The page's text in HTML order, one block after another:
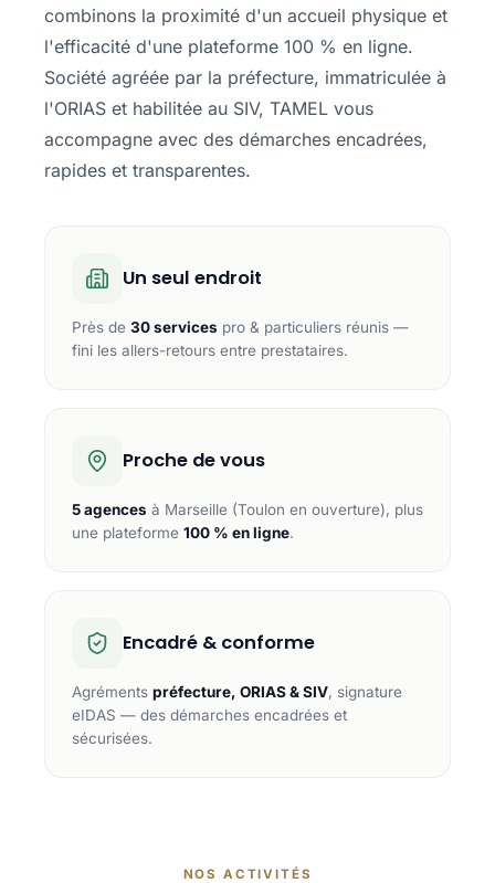
combinons la proximité d'un accueil physique et
l'efficacité d'une plateforme 100 % en ligne.
Société agréée par la préfecture, immatriculée à
l'ORIAS et habilitée au SIV, TAMEL vous
accompagne avec des démarches encadrées,
rapides et transparentes.
Un seul endroit
Près de 30 services pro & particuliers réunis —
fini les allers-retours entre prestataires.
Proche de vous
5 agences à Marseille (Toulon en ouverture), plus
une plateforme 100 % en ligne.
Encadré & conforme
Agréments préfecture, ORIAS & SIV, signature
eIDAS — des démarches encadrées et
sécurisées.
NOS ACTIVITÉS